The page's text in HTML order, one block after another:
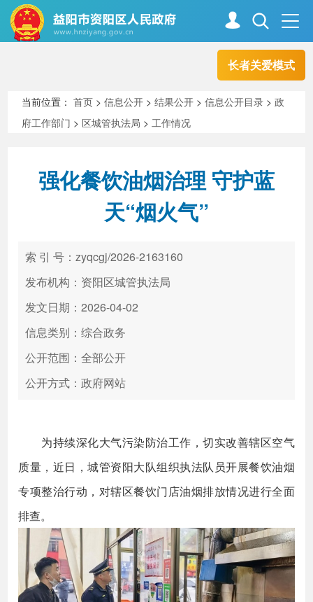
长者关爱模式
走进资阳
新闻中心 解读回应
政务服务
高效办成一件事
当前位置：首页 >信息公开 >结果公开 >信息公开目录 >政
府工作部门 > 区城管执法局 >工作情况
强化餐饮油烟治理 守护蓝
天“烟火气”
索 引 号：zyqcgj/2026-2163160
发布机构：资阳区城管执法局
发文日期：2026-04-02
信息类别：综合政务
公开范围：全部公开
公开方式：政府网站
为持续深化大气污染防治工作，切实改善辖区空气
质量，近日，城管资阳大队组织执法队员开展餐饮油烟
专项整治行动，对辖区餐饮门店油烟排放情况进行全面
排查。